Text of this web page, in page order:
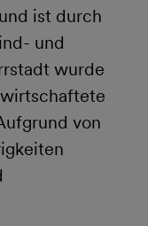
ist durch
und
wurde
von